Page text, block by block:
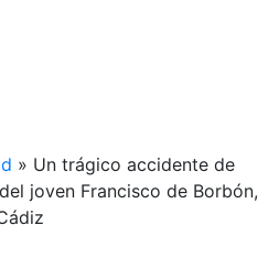
» Un trágico accidente de
joven Francisco de Borbón,